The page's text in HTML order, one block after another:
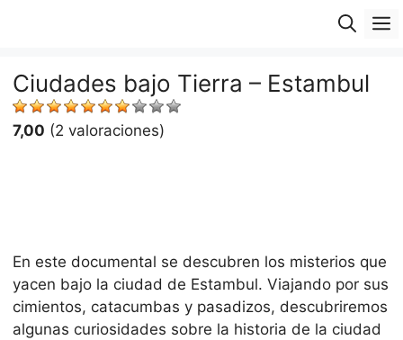
Ciudades bajo Tierra – Estambul
7,00 (2 valoraciones)
En este documental se descubren los misterios que
yacen bajo la ciudad de Estambul. Viajando por sus
cimientos, catacumbas y pasadizos, descubriremos
algunas curiosidades sobre la historia de la ciudad